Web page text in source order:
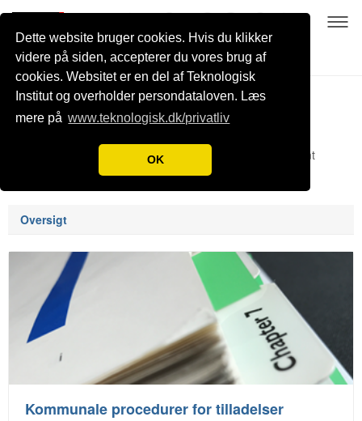
Dette website bruger cookies. Hvis du klikker
videre på siden, accepterer du vores brug af
cookies. Websitet er en del af Teknologisk
Institut og overholder persondataloven. Læs
mere på www.teknologisk.dk/privatliv
OK
Praksis & lovgivning
forskellige kommuner, anbefalinger & risikovurderinger samt
lovgivning omhandlede tilladelser
Oversigt
Kommunale procedurer for tilladelser